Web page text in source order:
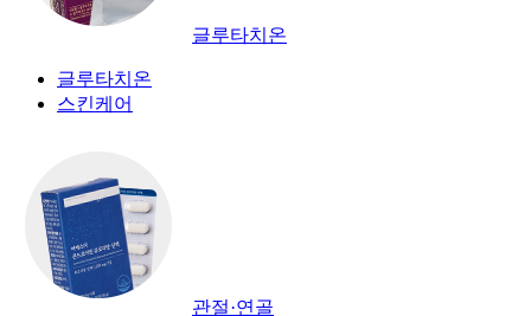
글루타치온
글루타치온
스킨케어
관절·연골